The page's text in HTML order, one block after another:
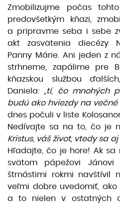
Zmobilizujme počas
predovšetkým kňazi,
a pripravme seba i sebe
akt zasvätenia diecézy
Panny Márie. Ani jeden z
strhneme, zapálime pre
kňazskou službou
Daniela: „
tí, čo mnohých
budú ako hviezdy na večné
dnes počuli v liste
Nedívajte sa na to, čo je
Kristus, váš život, vtedy sa
Hľadajte, čo je hore! Ak
svätom pápežovi
štrnástimi rokmi navštívil
veľmi dobre uvedomiť,
a to nielen v ostatných